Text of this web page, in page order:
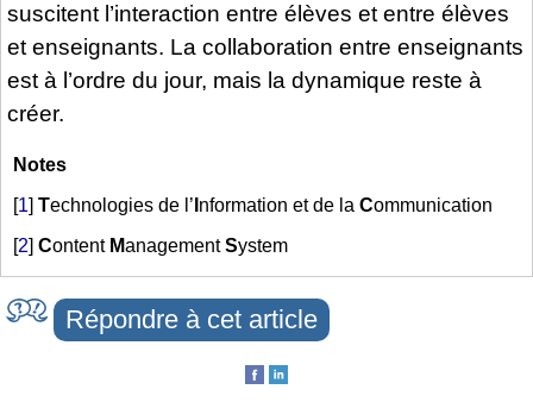
suscitent l’interaction entre élèves et entre élèves
et enseignants. La collaboration entre enseignants
est à l’ordre du jour, mais la dynamique reste à
créer.
Notes
[1] Technologies de l’ nformation et de la Communication
[2] Content ManagementSystem
Répondre à cet article